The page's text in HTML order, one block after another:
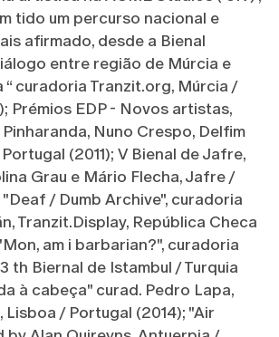
tido um percurso nacional e
afirmado, desde a Bienal
entre região de Múrcia e
curadoria Tranzit.org, Múrcia /
Prémios EDP - Novos artistas,
Nuno Crespo, Delfim
(2011); V Bienal de Jafre,
Grau e Mário Flecha, Jafre /
"Deaf / Dumb Archive", curadoria
Tranzit.Display, República Checa
am i barbarian?", curadoria
th Biernal de Istambul / Turquia
à cabeça" curad. Pedro Lapa,
Lisboa / Portugal (2014); "Air